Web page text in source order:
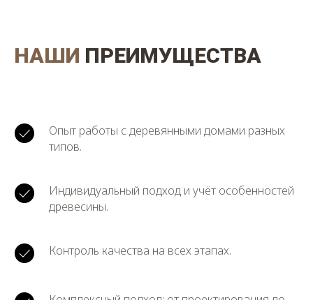
НАШИ ПРЕИМУЩЕСТВА
Опыт работы с деревянными домами разных
типов.
Индивидуальный подход и учёт особенностей
древесины.
Контроль качества на всех этапах.